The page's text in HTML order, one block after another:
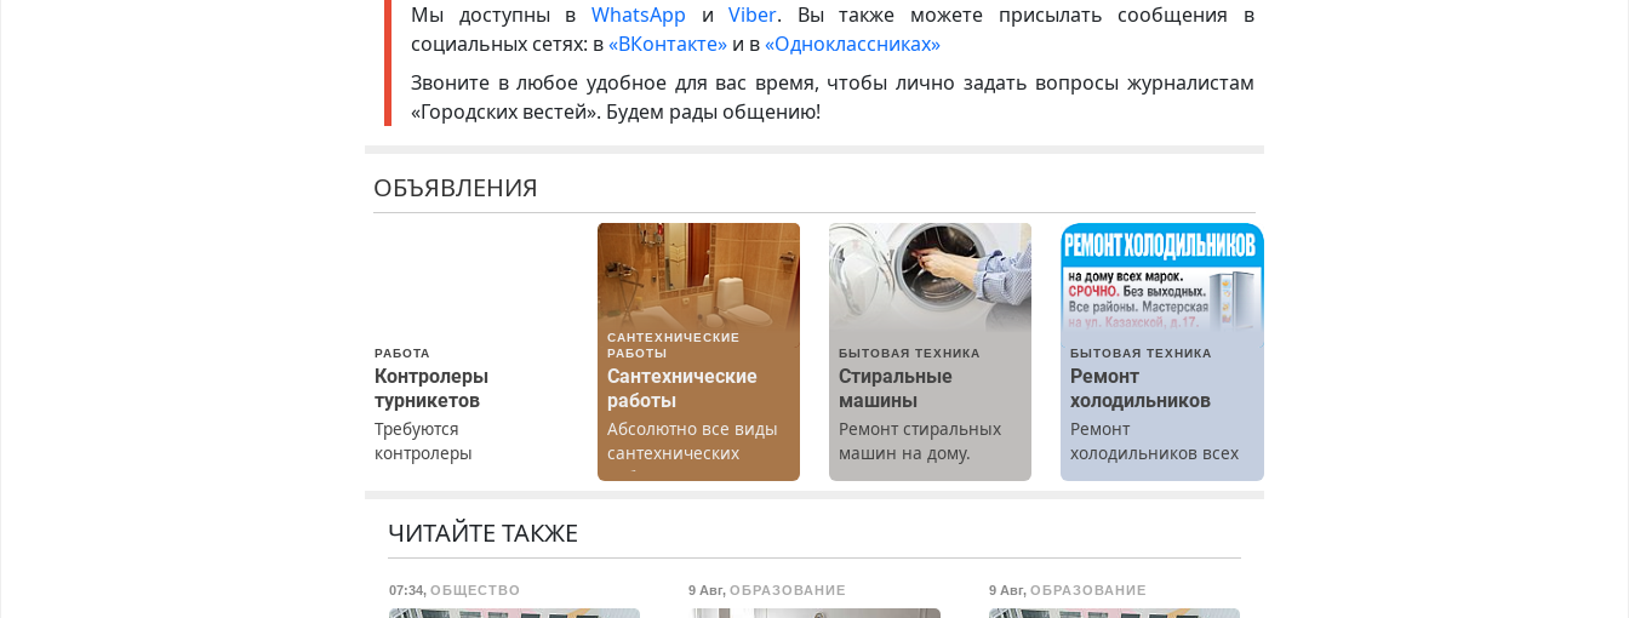
Мы доступны в WhatsApp иViber. Вы также можете присылать сообщения в
социальных сетях: в«ВКонтакте» и в«Одноклассниках»
Звоните в любое удобное для вас время, чтобы лично задать вопросы журналистам
«Городских вестей». Будем рады общению!
ОБЪЯВЛЕНИЯ
РАБОТА
Контролеры
турникетов
Требуются
контролеры
Подмосковье
(мужчины,
ТК РФ. График работы
САНТЕХНИЧЕСКИЕ
РАБОТЫ
Сантехнические
работы
Абсолютно все виды
сантехнических
работ. Быстро.
БЫТОВАЯ ТЕХНИКА
Стиральные
машины
Ремонт стиральных
машин на дому.
Выезд и диагностика
БЫТОВАЯ ТЕХНИКА
Ремонт
холодильников
Ремонт
холодильников всех
марок на дому.
ЧИТАЙТЕ ТАКЖЕ
07:34,ОБЩЕСТВО 9 Авг,ОБРАЗОВАНИЕ 9 Авг, ОБРАЗОВАНИЕ